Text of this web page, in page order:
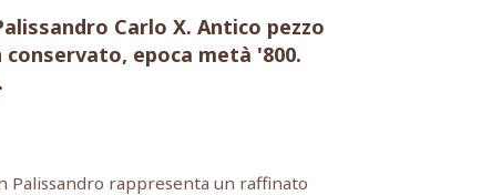
Carlo X. Antico pezzo
epoca metà '800.
Palissandro rappresenta un raffinato